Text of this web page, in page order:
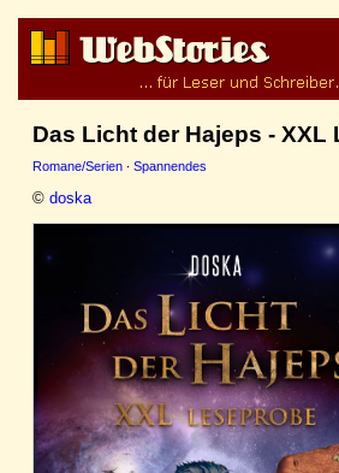
Das Licht der Hajeps -
Romane/Serien · Spannendes
© doska